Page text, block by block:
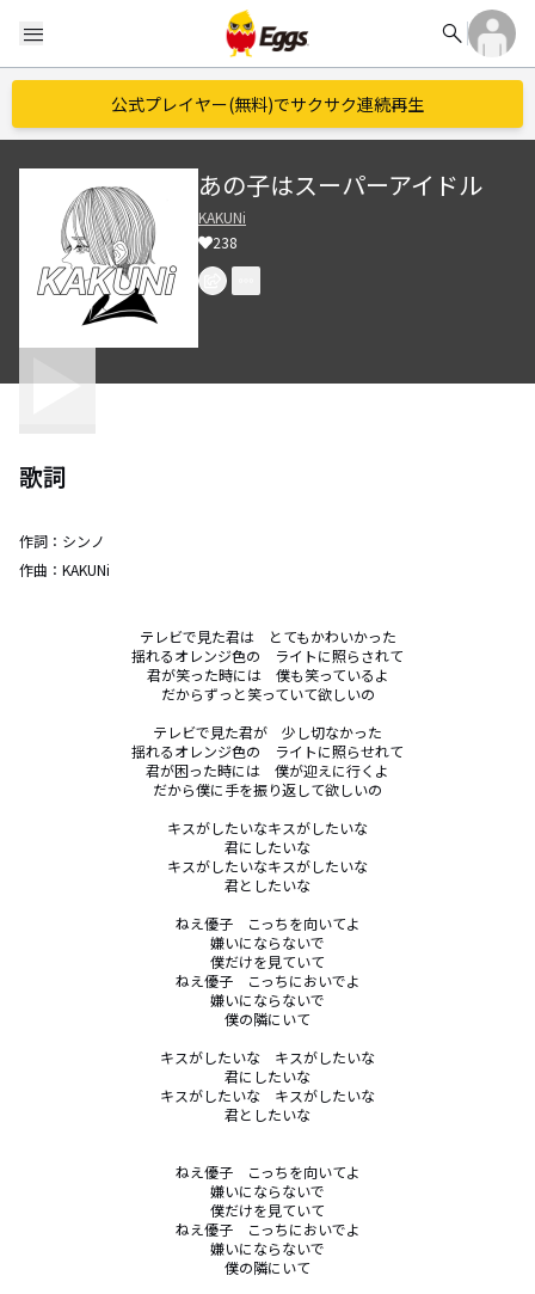
menu search
公式プレイヤー(無料)でサクサク連続再生
あの子はスーパーアイドル
KAKUNi
238
歌詞
作詞： シンノ
作曲： KAKUNi
テレビで見た君は　とてもかわいかった
揺れるオレンジ色の　ライトに照らされて
君が笑った時には　僕も笑っているよ
だからずっと笑っていて欲しいの
テレビで見た君が　少し切なかった
揺れるオレンジ色の　ライトに照らせれて
君が困った時には　僕が迎えに行くよ
だから僕に手を振り返して欲しいの
キスがしたいなキスがしたいな
君にしたいな
キスがしたいなキスがしたいな
君としたいな
ねえ優子　こっちを向いてよ
嫌いにならないで
僕だけを見ていて
ねえ優子　こっちにおいでよ
嫌いにならないで
僕の隣にいて
キスがしたいな　キスがしたいな
君にしたいな
キスがしたいな　キスがしたいな
君としたいな
ねえ優子　こっちを向いてよ
嫌いにならないで
僕だけを見ていて
ねえ優子　こっちにおいでよ
嫌いにならないで
僕の隣にいて